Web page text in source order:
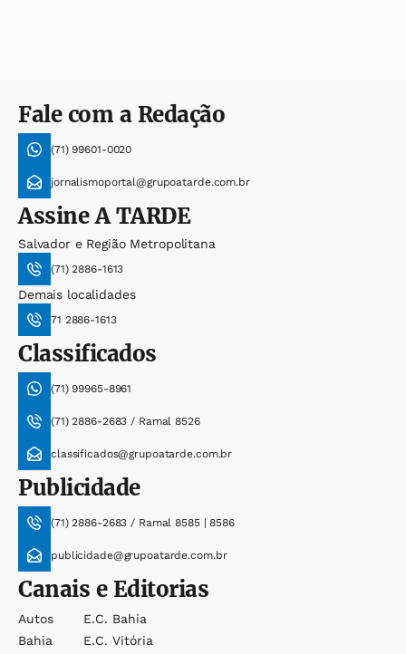
Fale com a Redação
(71) 99601-0020
jornalismoportal@grupoatarde.com.br
AssineA TARDE
Salvador e Região Metropolitana
(71) 2886-1613
Demais localidades
71 2886-1613
Classificados
(71) 99965-8961
(71) 2886-2683 / Ramal 8526
classificados@grupoatarde.com.br
Publicidade
(71) 2886-2683 / Ramal 8585 | 8586
publicidade@grupoatarde.com.br
Canais e Editorias
Autos
Bahia
E.c. Bahia
E.c. Vitória